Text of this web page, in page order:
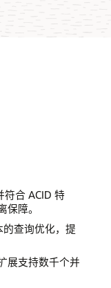
符合 ACID 特
障。
查询优化，提
展支持数千个并